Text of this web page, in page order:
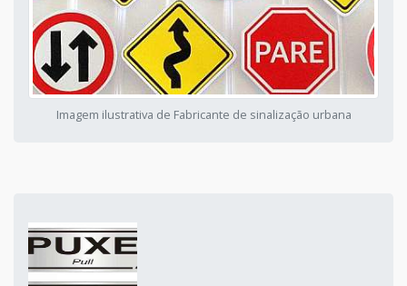
Imagem ilustrativa de Fabricante de sinalização urbana